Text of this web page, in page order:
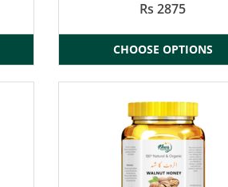
Rs 2875
CHOOSE OPTIONS